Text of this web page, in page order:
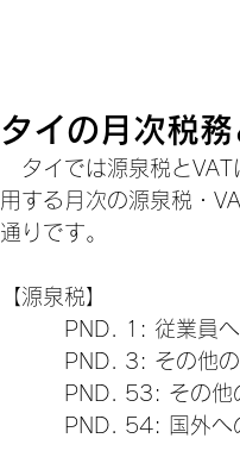
タイの月次税務
タイでは源泉税とVAT
用する月次の源泉税・
通りです。
【源泉税】
PND. 1: 従業員への
PND. 3: その他の所
PND. 53: その他の
PND. 54: 国外への